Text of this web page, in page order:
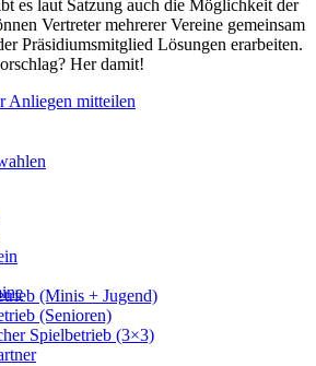
es laut Satzung auch die Möglichkeit der
Vertreter mehrerer Vereine gemeinsam
Präsidiumsmitglied Lösungen erarbeiten.
Her damit!
Anliegen mitteilen
(Minis + Jugend)
(Senioren)
Spielbetrieb (3×3)